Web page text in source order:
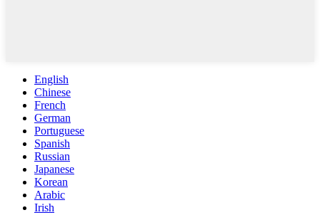
English
Chinese
French
German
Portuguese
Spanish
Russian
Japanese
Korean
Arabic
Irish